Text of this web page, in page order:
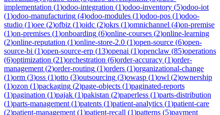
implementation (1)odoo-integration (1)odoo-inventory (5)odoo-iot
(1)odoo-manufacturing (4)odoo-modules (1)odoo-pos (1)odoo-
studio (1)oee (2)ofbiz (1)oidc (2)okrs (1)omnichannel (4)on-premise
(1)on-premises (1)onboarding (6)online-courses (2)online-learning
(2)online-reputation (1)online-store-2.0 (1)open-source (6)open-
source-bi (1)open-source-erp (13)openai (1)openclaw (85)operations
(6)optimization (21)orchestration (6)order-accuracy (1)order-
management (2)order-routing (1)orders (1)organizational-change
(1)orm (3)oss (1)otto (3)outsourcing (3)owasp (1)owl (2)ownership
(1)ozon (1)packaging (2)page-objects (1)paginated-reports
(1)pagination (1)pajak (1)pakistan (2)paperless (1)parts-distribution
(1)parts-management (1)patents (1)patient-analytics (1)patient-care
(2)patient-management (1)patient-recall (1)patterns (5)payment